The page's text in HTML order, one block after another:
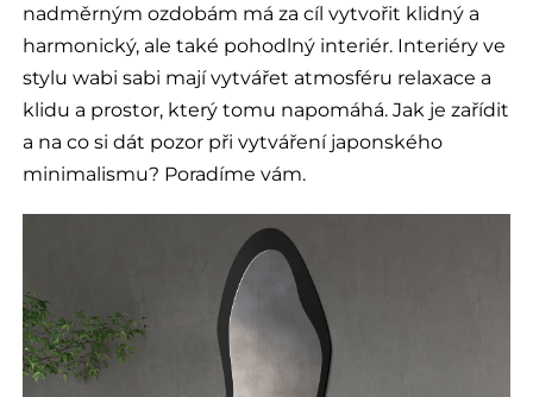
nadměrným ozdobám má za cíl vytvořit klidný a
harmonický, ale také pohodlný interiér. Interiéry ve
stylu wabi sabi mají vytvářet atmosféru relaxace a
klidu a prostor, který tomu napomáhá. Jak je zařídit
a na co si dát pozor při vytváření japonského
minimalismu? Poradíme vám.